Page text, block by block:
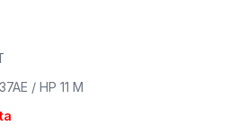
/ HP 11 M